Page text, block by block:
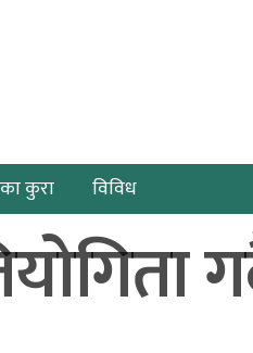
कुरा विविध